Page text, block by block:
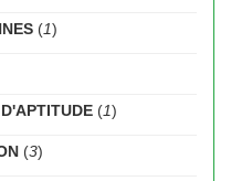
(1)
(1)
(3)